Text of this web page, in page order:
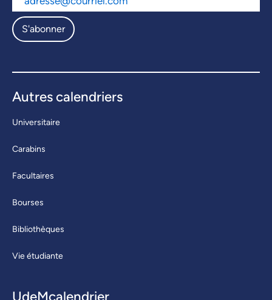
S'abonner
Autres calendriers
Universitaire
Carabins
Facultaires
Bourses
Bibliothèques
Vie étudiante
UdeMcalendrier